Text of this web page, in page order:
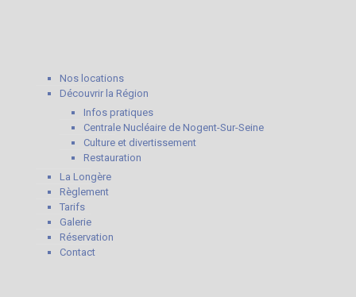
Nos locations
Découvrir la Région
Infos pratiques
Centrale Nucléaire de Nogent-Sur-Seine
Culture et divertissement
Restauration
La Longère
Règlement
Tarifs
Galerie
Réservation
Contact